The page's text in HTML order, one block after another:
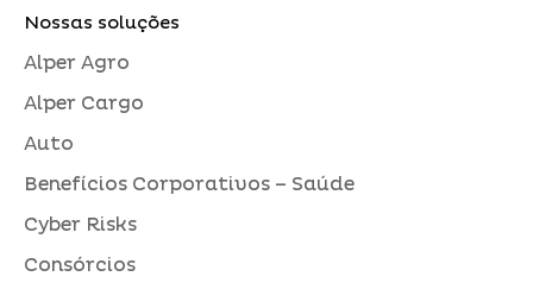
Nossas soluções
Alper Agro
Alper Cargo
Auto
Benefícios Corporativos – Saúde
Cyber Risks
Consórcios